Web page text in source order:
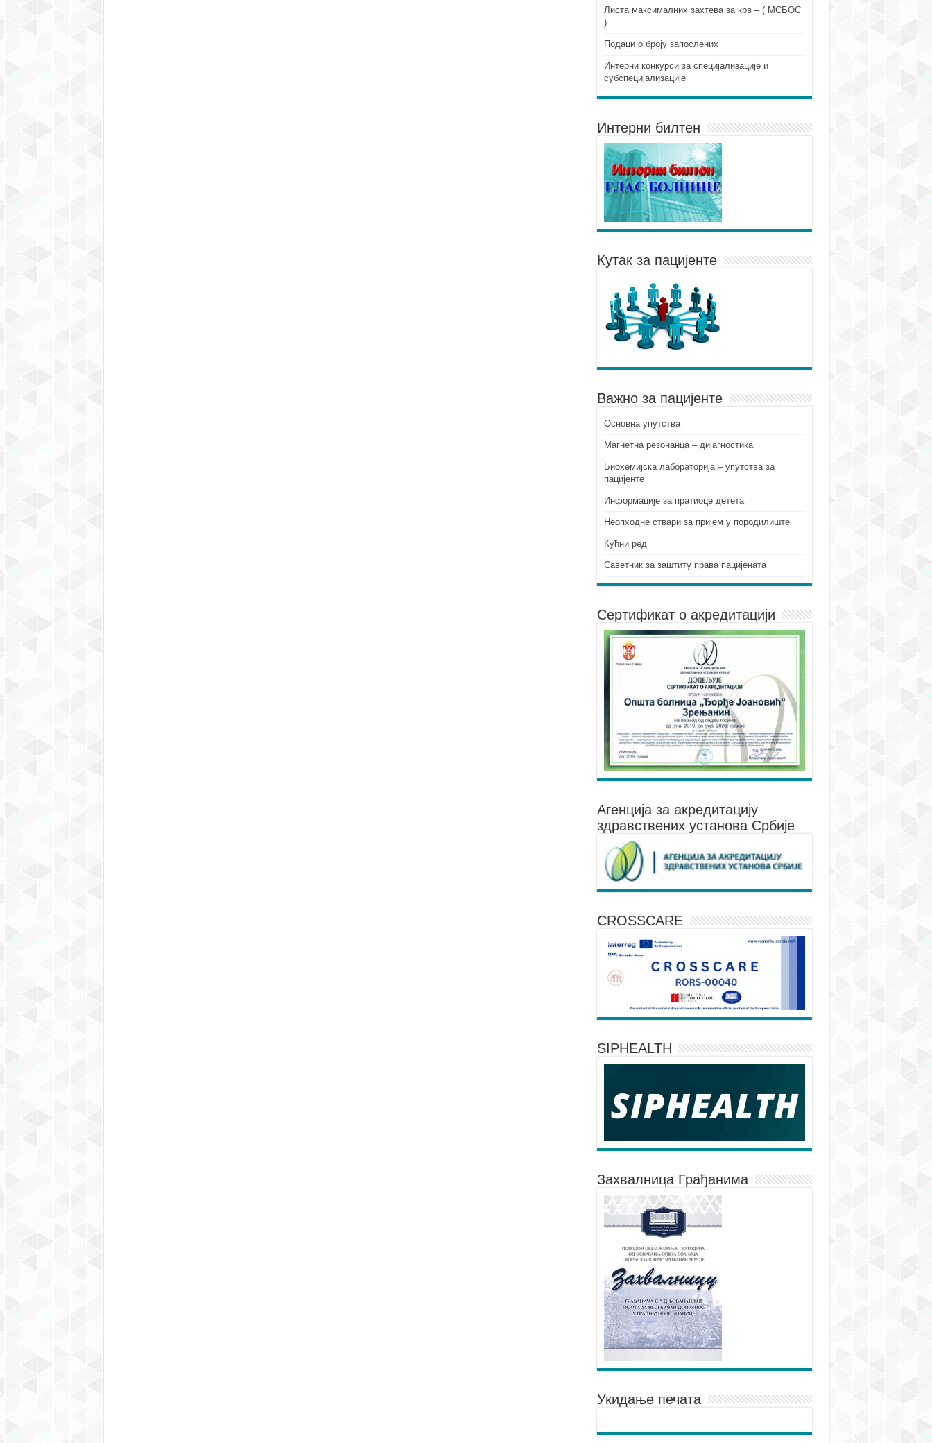
Листа максималних захтева за крв – ( МСБОС
)
Подаци о броју запослених
Интерни конкурси за специјализације и
субспецијализације
Интерни билтен
Кутак за пацијенте
Важно за пацијенте
Основна упутства
Mагнетна резонанца – дијагностика
Биохемијска лабораторија – упутства за
пацијенте
Информације за пратиоце детета
Неопходне ствари за пријем у породилиште
Кућни ред
Саветник за заштиту права пацијената
Сертификат о акредитацији
Агенцијa за акредитацију
здравствених установа Србије
CROSSCARE
SIPHEALTH
Захвалница Грађанима
Укидање печата